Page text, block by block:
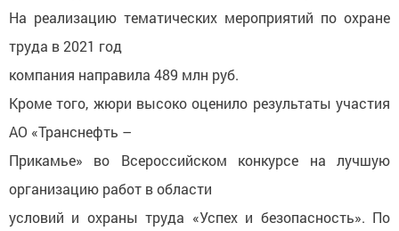
На реализацию тематических мероприятий по охране
труда в 2021 год
компания направила 489 млн руб.
Кроме того, жюри высоко оценило результаты участия
АО «Транснефть –
Прикамье» во Всероссийском конкурсе на лучшую
организацию работ в области
условий и охраны труда «Успех и безопасность». По